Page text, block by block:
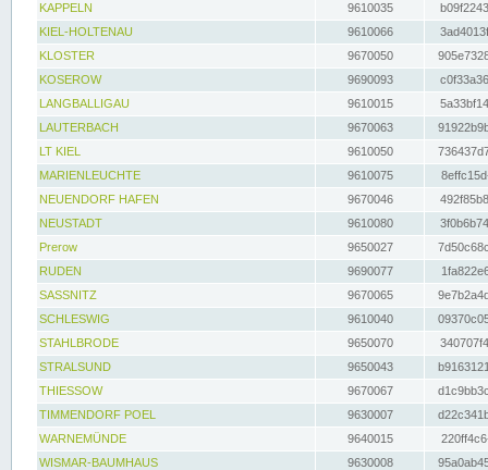
KAPPELN
9610035
KIEL-HOLTENAU
9610066
KLOSTER
9670050
KOSEROW
9690093
LANGBALLIGAU
9610015
LAUTERBACH
9670063
LT KIEL
9610050
MARIENLEUCHTE
9610075
NEUENDORF HAFEN
9670046
NEUSTADT
9610080
Prerow
9650027
RUDEN
9690077
SASSNITZ
9670065
SCHLESWIG
9610040
STAHLBRODE
9650070
STRALSUND
9650043
THIESSOW
9670067
TIMMENDORF POEL
9630007
WARNEMÜNDE
9640015
WISMAR-BAUMHAUS
9630008